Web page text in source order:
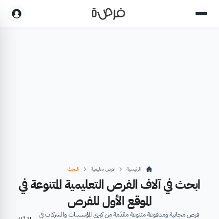
الرئيسية فرص تعليمية البحث
ابحث في آلاف الفرص التعليمية المتنوعة في
الموقع الأول للفرص
فرص مجانية ومدفوعة متنوعة مقدّمة من كبرى المؤسسات والشركات في